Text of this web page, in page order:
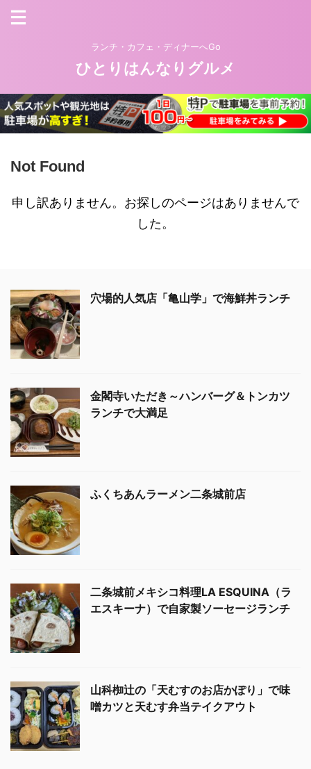
ランチ・カフェ・ディナーへGo
ひとりはんなりグルメ
Not Found
申し訳ありません。お探しのページはありませんで
した。
穴場的人気店「亀山学」で海鮮丼ランチ
金閣寺いただき～ハンバーグ＆トンカツ
ランチで大満足
ふくちあんラーメン二条城前店
二条城前メキシコ料理LA ESQUINA（ラ
エスキーナ）で自家製ソーセージランチ
山科椥辻の「天むすのお店かぽり」で味
噌カツと天むす弁当テイクアウト